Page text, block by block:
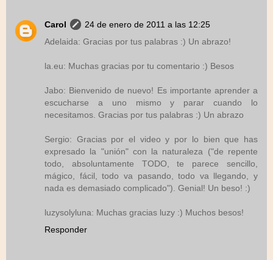
Carol
24 de enero de 2011 a las 12:25
Adelaida: Gracias por tus palabras :) Un abrazo!
la.eu: Muchas gracias por tu comentario :) Besos
Jabo: Bienvenido de nuevo! Es importante aprender a
escucharse a uno mismo y parar cuando lo
necesitamos. Gracias por tus palabras :) Un abrazo
Sergio: Gracias por el video y por lo bien que has
expresado la "unión" con la naturaleza ("de repente
todo, absoluntamente TODO, te parece sencillo,
mágico, fácil, todo va pasando, todo va llegando, y
nada es demasiado complicado"). Genial! Un beso! :)
luzysolyluna: Muchas gracias luzy :) Muchos besos!
Responder